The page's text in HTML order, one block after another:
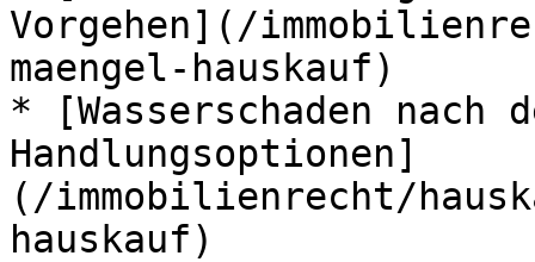
Vorgehen](/
maengel-hauskauf)
* [Wasserschaden nach
Handlungsoptionen]
(/immobilienrecht/
hauskauf)